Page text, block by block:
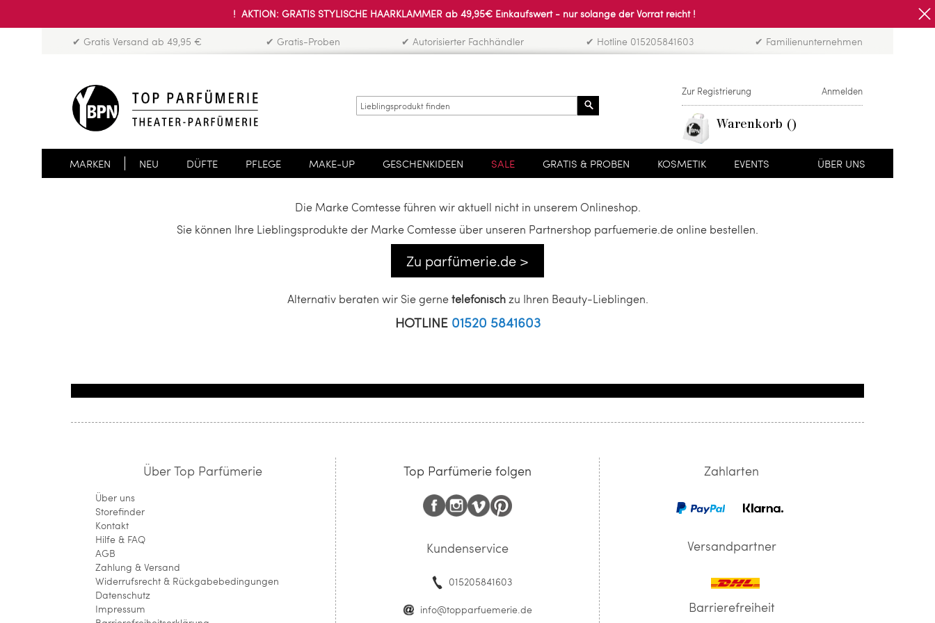
! AKTION: GRATIS STYLISCHE HAARKLAMMER ab 49,95€ Einkaufswert - nur solange der Vorrat reicht !
✔ Gratis Versand ab 49,95 € ✔ Gratis-Proben ✔ Autorisierter Fachhändler ✔ Hotline 015205841603 ✔ Familienunternehmen
Zur Registrierung Anmelden
Warenkorb
MARKEN NEU DÜFTE PFLEGE MAKE-UP GESCHENKIDEEN SALE GRATIS & PROBEN KOSMETIK EVENTS ÜBER UNS
Die Marke Comtesse führen wir aktuell nicht in unserem Onlineshop.
Sie können Ihre Lieblingsprodukte der Marke Comtesse über unseren Partnershop parfuemerie.de online bestellen.
Zu parfümerie.de >
Alternativ beraten wir Sie gernetelefonischzu Ihren Beauty-Lieblingen.
HOTLINE 01520 5841603
Über Top Parfümerie
Über uns
Storefinder
Kontakt
Hilfe & FAQ
AGB
Zahlung & Versand
Widerrufsrecht & Rückgabebedingungen
Datenschutz
Impressum
Top Parfümerie folgen
Kundenservice
015205841603
info@topparfuemerie.de
Zahlarten
Versandpartner
Barrierefreiheit